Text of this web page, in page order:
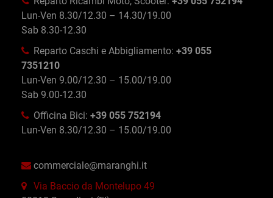
Lun-Ven 8.30/12.30 – 14.30/19.00
Sab 8.30-12.30
Reparto Caschi e Abbigliamento: +39 055
7351210
Lun-Ven 9.00/12.30 – 15.00/19.00
Sab 9.00-12.30
Officina Bici: +39 055 752194
Lun-Ven 8.30/12.30 – 15.00/19.00
commerciale@maranghi.it
Via Baccio da Montelupo 49